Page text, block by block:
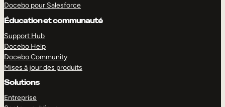
Docebo pour Salesforce
Éducation et communauté
Support Hub
Docebo Help
Docebo Community
Mises à jour des produits
Solutions
Entreprise